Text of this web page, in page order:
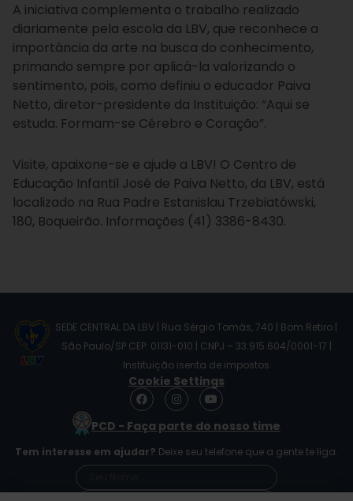
A iniciativa complementa o trabalho realizado
diariamente pela escola da LBV, que reconhece a
importância da arte na busca do conhecimento,
primando sempre por aplicá-la valorizando o
sentimento, pois, como definiu o educador Paiva
Netto, diretor-presidente da Instituição: “Aqui se
estuda. Formam-se Cérebro e Coração”.
Visite, apaixone-se e ajude a LBV! O Centro de
Educação Infantil José de Paiva Netto, da LBV, está
localizado na Rua Padre Estanislau Trzebiatówski,
180, Boqueirão. Informações (41) 3386-8430.
SEDE CENTRAL DA LBV | Rua Sérgio Tomás, 740 | Bom Retiro |
São Paulo/SP CEP: 01131-010 | CNPJ – 33.915.604/0001-17 |
Instituição isenta de impostos
Cookie Settings
F
a
e
o
o
I
n
s
t
g
r
m
Y
o
t
b
e
PCD - Faça parte do nosso time
Tem interesse em ajudar? Deixe seu telefone que a gente te liga.